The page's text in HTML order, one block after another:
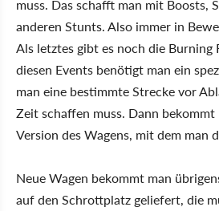
muss. Das schafft man mit Boosts,
anderen Stunts. Also immer in
Als letztes gibt es noch die Burning
diesen Events benötigt man ein
man eine bestimmte Strecke vor
Zeit schaffen muss. Dann
Version des Wagens, mit dem man
Neue Wagen bekommt man
auf den Schrottplatz geliefert, die